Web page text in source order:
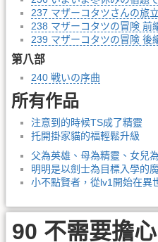
237 マザーコタツさんの旅
238 マザーコタツの冒険 前
239 マザーコタツの冒険 後
第八部
240 戦いの序曲
所有作品
注意到的時候TS成了精靈
托開掛家貓的福輕鬆升級
父為英雄、母為精靈、女兒
明明是以劍士為目標入學的
小不點賢者，從lv1開始在異
90 不需要擔心